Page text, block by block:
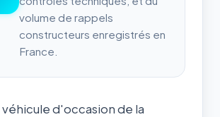
volume de rappels
constructeurs enregistrés en
France.
d'occasion de la